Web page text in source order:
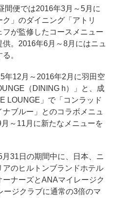
便では2016年3月～5月に
ク」のダイニング「アトリ
が監修したコースメニュー
。2016年6月～8月にはニュ
。
12月～2016年2月に羽田空
（DINING h）」と、成
LOUNGE」で「コンラッド
ブルー」とのコラボメニュ
～11月に新たなメニューを
31日の期間中に、日本、ニ
アのヒルトンブランドホテル
ナーズとANAマイレージク
ージクラブに通常の3倍のマ